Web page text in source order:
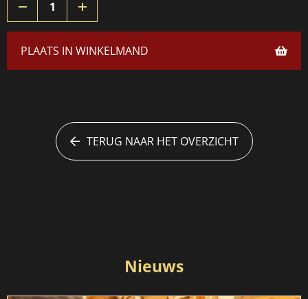
PLAATS IN WINKELMAND
TERUG NAAR HET OVERZICHT
Nieuws